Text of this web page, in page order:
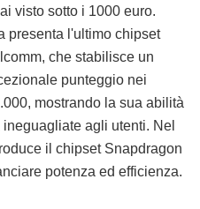
visto sotto i 1000 euro.
presenta l'ultimo chipset
che stabilisce un
punteggio nei
mostrando la sua abilità
agli utenti. Nel
il chipset Snapdragon
potenza ed efficienza.